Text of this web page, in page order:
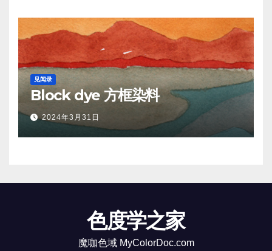
见闻录
Block dye 方框染料
2024年3月31日
色度学之家
魔咖色域 MyColorDoc.com